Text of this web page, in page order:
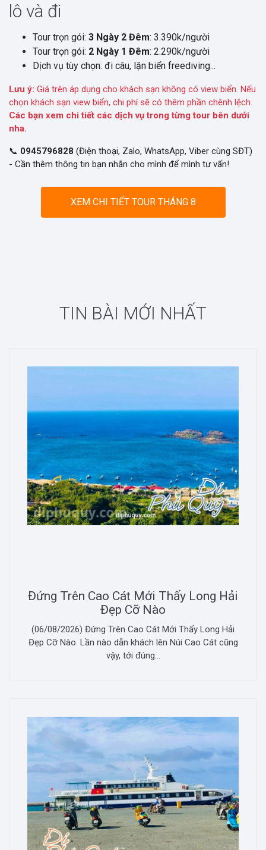
lô và đi
Tour trọn gói: 3 Ngày 2 Đêm: 3.390k/người
Tour trọn gói: 2 Ngày 1 Đêm: 2.290k/người
Dịch vụ tùy chọn: đi câu, lặn biển freediving...
Lưu ý: Giá trên áp dụng cho khách sạn không có view biển. Nếu
chọn khách sạn view biển, chi phí sẽ có thêm phần chênh lệch.
Các bạn xem chi tiết các dịch vụ trong từng tour bên dưới
nha.
📞 0945796828 (Điện thoại, Zalo, WhatsApp, Viber cùng SĐT)
- Cần thêm thông tin bạn nhắn cho mình để mình tư vấn!
XEM CHI TIẾT TOUR THÁNG 8
TIN BÀI MỚI NHẤT
Đứng Trên Cao Cát Mới Thấy Long Hải
Đẹp Cỡ Nào
(06/08/2026) Đứng Trên Cao Cát Mới Thấy Long Hải
Đẹp Cỡ Nào. Lần nào dẫn khách lên Núi Cao Cát cũng
vậy, tới đúng...